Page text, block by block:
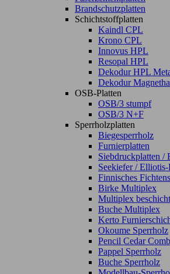
Brandschutzplatten
Schichtstoffplatten
Kaindl CPL
Krono CPL
Innovus HPL
Resopal HPL
Dekodur HPL
Dekodur
OSB-Platten
OSB/3 stumpf
OSB/3 N+F
Sperrholzplatten
Biegesperrholz
Furnierplatten
Siebdruckplatten /
Seekiefer / Elliotis-
Finnisches
Birke Multiplex
Multiplex
Buche Multiplex
Kerto
Okoume Sperrholz
Pencil Cedar
Pappel Sperrholz
Buche Sperrholz